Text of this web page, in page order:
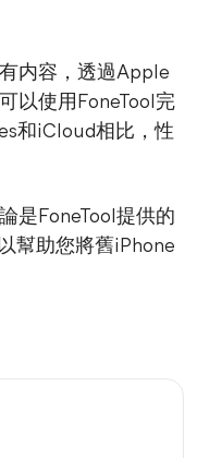
内容，透過Apple
以使用FoneTool完
和iCloud相比，性
是FoneTool提供的
幫助您將舊iPhone